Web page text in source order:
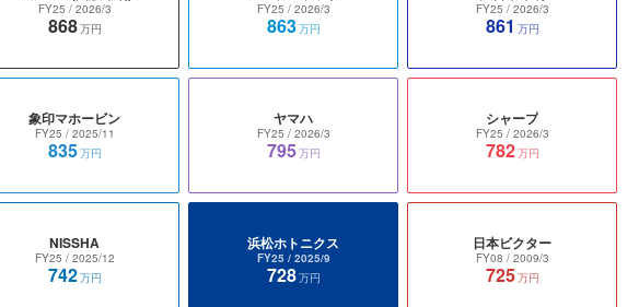
FY25 / 2026/3
868万円
FY25 / 2026/3
863万円
FY25 / 2026/3
861 万円
象印マホービン
FY25 / 2025/11
835万円
ヤマハ
FY25 / 2026/3
795万円
シャープ
FY25 / 2026/3
782万円
NISSHA
FY25 / 2025/12
742万円
浜松ホトニクス
FY25 / 2025/9
728万円
日本ビクター
FY08 / 2009/3
725万円